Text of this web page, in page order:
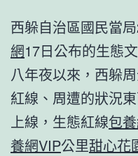
西躲自治區國民當
網17日公布的生態
八年夜以來，西躲
紅線、周遭的狀況
上線，生態紅線包
養網VIP公里甜心花